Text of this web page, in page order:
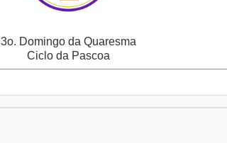
3o. Domingo da Quaresma
Ciclo da Pascoa